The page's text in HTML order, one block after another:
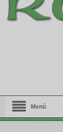
Menú